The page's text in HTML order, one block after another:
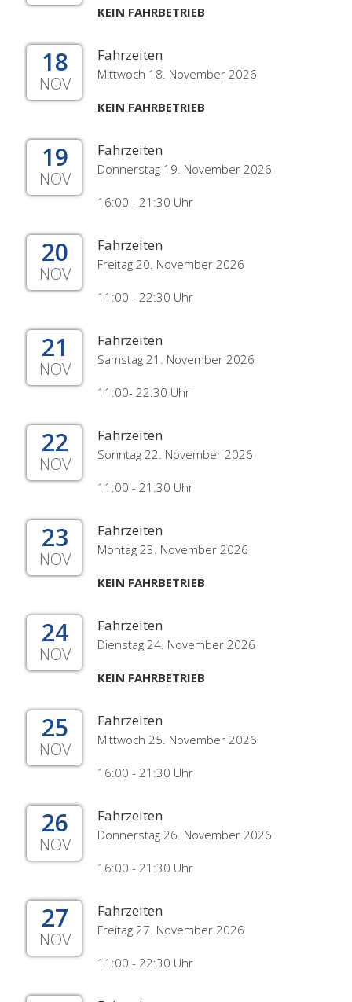
KEIN FAHRBETRIEB
18
NOV
Fahrzeiten
Mittwoch 18. November 2026
KEIN FAHRBETRIEB
19
NOV
Fahrzeiten
Donnerstag 19. November 2026
16:00 - 21:30 Uhr
20
NOV
Fahrzeiten
Freitag 20. November 2026
11:00 - 22:30 Uhr
21
NOV
Fahrzeiten
Samstag 21. November 2026
11:00- 22:30 Uhr
22
NOV
Fahrzeiten
Sonntag 22. November 2026
11:00 - 21:30 Uhr
23
NOV
Fahrzeiten
Montag 23. November 2026
KEIN FAHRBETRIEB
24
NOV
Fahrzeiten
Dienstag 24. November 2026
KEIN FAHRBETRIEB
25
NOV
Fahrzeiten
Mittwoch 25. November 2026
16:00 - 21:30 Uhr
26
NOV
Fahrzeiten
Donnerstag 26. November 2026
16:00 - 21:30 Uhr
27
NOV
Fahrzeiten
Freitag 27. November 2026
11:00 - 22:30 Uhr